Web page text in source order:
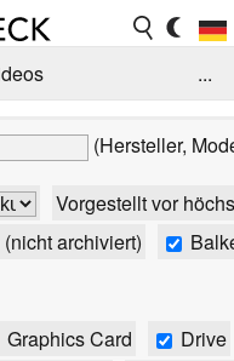
...
(Hersteller,
Vorgestellt vor
archiviert)
Graphics Card
Drive